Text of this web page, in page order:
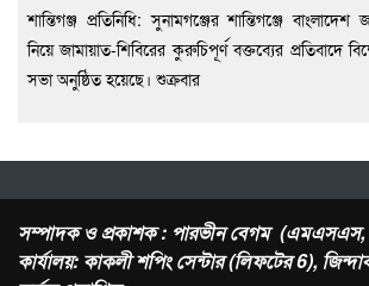
শান্তিগঞ্জ প্রতিনিধি: সুনামগঞ্জের শান্তিগঞ্জে বাংলাদেশ
নিয়ে জামায়াত-শিবিরের কুরুচিপূর্ণ বক্তব্যের প্রতিবাদে
সভা অনুষ্ঠিত হয়েছে। শুক্রবার
সম্পাদক ও প্রকাশক : পারভীন বেগম (এমএসএস,
কার্যালয়: কাকলী শপিং সেন্টার (লিফটের 6),